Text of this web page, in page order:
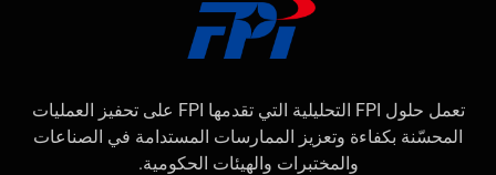
تعمل حلول FPI التحليلية التي تقدمها FPI على تحفيز العمليات
المحسّنة بكفاءة وتعزيز الممارسات المستدامة في الصناعات
والمختبرات والهيئات الحكومية.